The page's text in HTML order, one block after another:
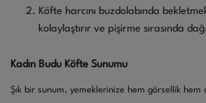
Köfte harcını buzdolabında
kolaylaştırır ve pişirme sırasında
Kadın Budu Köfte Sunumu
Şık bir sunum, yemeklerinize hem görsellik hem